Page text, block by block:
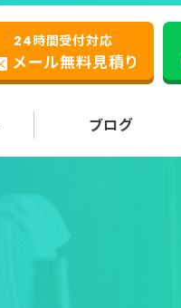
24時間受付対応
メール無料見積り
ブログ